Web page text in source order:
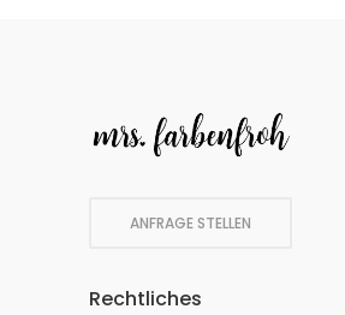
ANFRAGE STELLEN
Rechtliches